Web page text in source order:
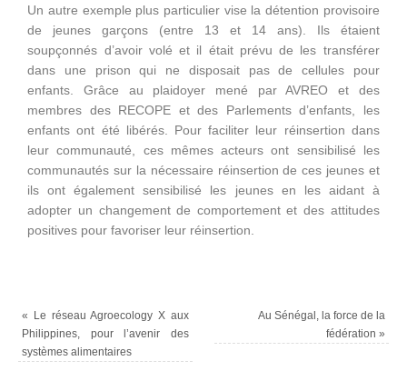
Un autre exemple plus particulier vise la détention provisoire
de jeunes garçons (entre 13 et 14 ans). Ils étaient
soupçonnés d’avoir volé et il était prévu de les transférer
dans une prison qui ne disposait pas de cellules pour
enfants. Grâce au plaidoyer mené par AVREO et des
membres des RECOPE et des Parlements d’enfants, les
enfants ont été libérés. Pour faciliter leur réinsertion dans
leur communauté, ces mêmes acteurs ont sensibilisé les
communautés sur la nécessaire réinsertion de ces jeunes et
ils ont également sensibilisé les jeunes en les aidant à
adopter un changement de comportement et des attitudes
positives pour favoriser leur réinsertion.
« Le réseau Agroecology X aux
Philippines, pour l’avenir des
systèmes alimentaires
Au Sénégal, la force de la
fédération »